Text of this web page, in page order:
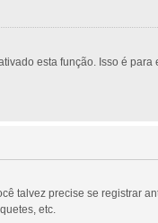
esta função. Isso é
talvez precise se registrar
etc.